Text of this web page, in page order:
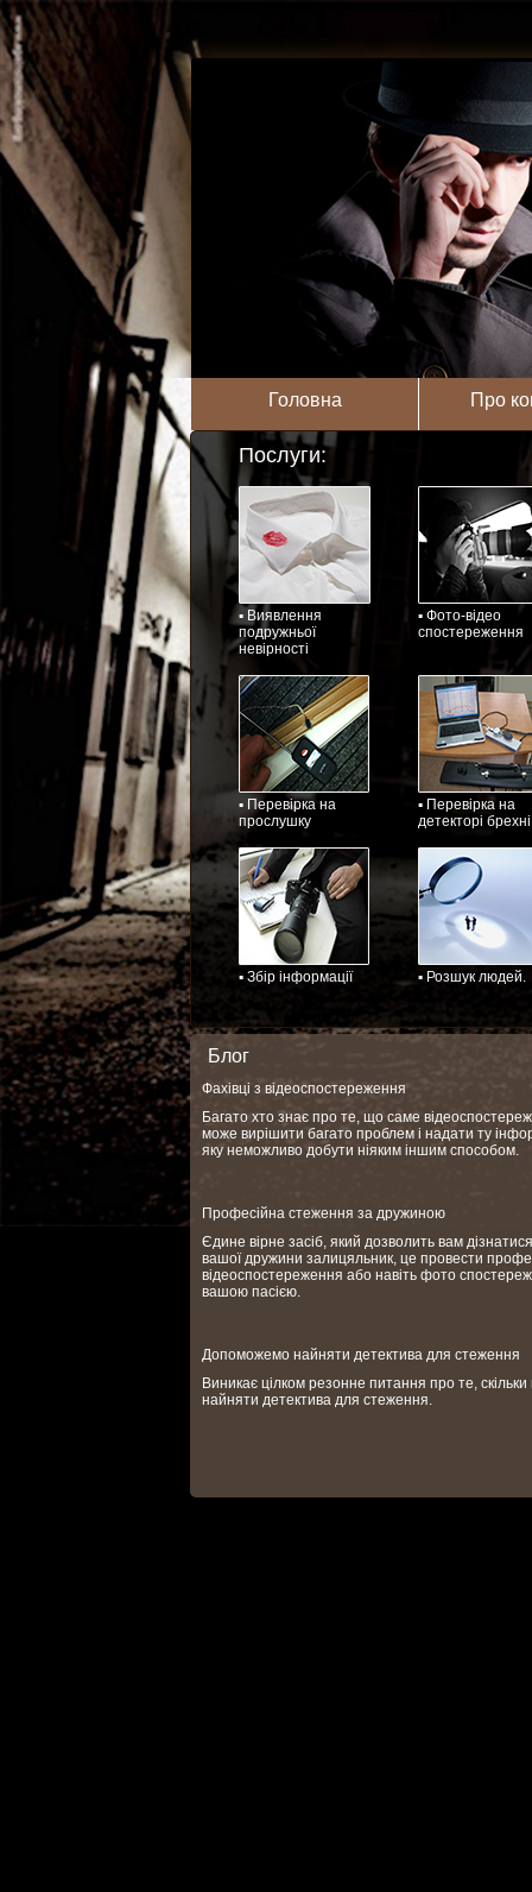
Головна Про
Послуги:
▪ Виявлення
подружньої
невірності
▪ Фото-відео
спостереження
▪ Перевірка на
прослушку
▪ Перевірка на
детекторі брехні
▪ Збір інформації ▪ Розшук людей.
Блог
Фахівці з відеоспостереження
Багато хто знає про те, що саме
може вирішити багато проблем і надати ту
яку неможливо добути ніяким іншим способом.
Професійна стеження за дружиною
Єдине вірне засіб, який дозволить вам
вашої дружини залицяльник, це провести
відеоспостереження або навіть фото
вашою пасією.
Допоможемо найняти детектива для стеження
Виникає цілком резонне питання про те,
найняти детектива для стеження.